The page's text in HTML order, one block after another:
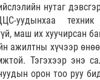
нутаг
уудынхаа техник
маш их хуучирсан
ажилтны хүчээр
Тэгэхээр энэ
орон тоо руу